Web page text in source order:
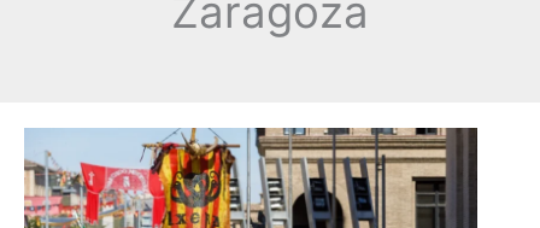
Zaragoza